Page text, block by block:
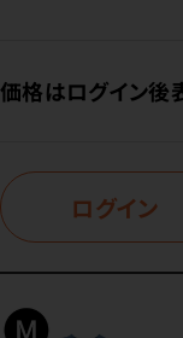
価格はログイン後
ログイン